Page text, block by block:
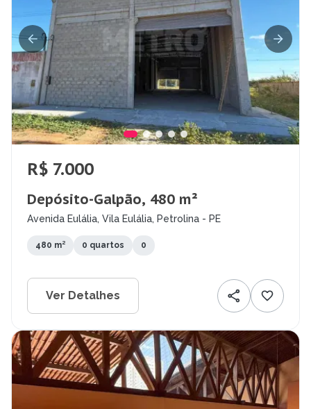
R$ 7.000
Depósito-Galpão, 480 m²
Avenida Eulália, Vila Eulália, Petrolina - PE
480 m² 0 quartos 0
Ver Detalhes